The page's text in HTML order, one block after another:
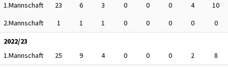
1.Mannschaft
23 6 3 0 0 0 4
10
2.Mannschaft
1 1 1 0 0 0 0
0
2022/23
1.Mannschaft
25 9 4 0 0 0 2
8